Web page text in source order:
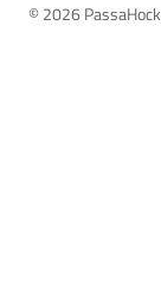
© 2026